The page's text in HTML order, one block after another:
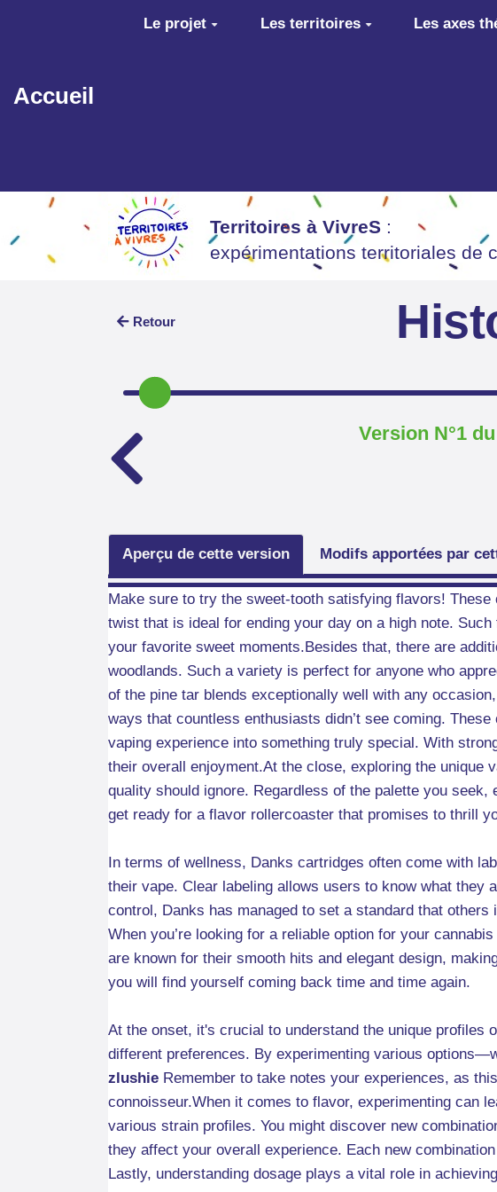
Aller au contenu principal
Accueil
Le projet Les territoires Les axes
Territoires à VivreS :
expérimentations territoriales de
Retour
Version N°1
Aperçu de cette version Modifs apportées par